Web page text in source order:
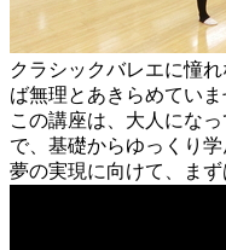
クラシックバレエに憧
ば無理とあきらめていま
この講座は、大人にな
で、基礎からゆっくり学
夢の実現に向けて、ま